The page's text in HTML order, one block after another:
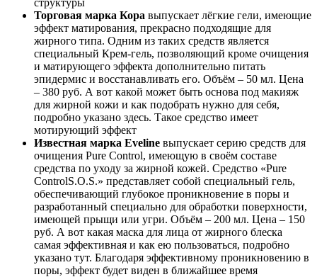
Торговая марка Кора выпускает лёгкие гели, имеющие
эффект матирования, прекрасно подходящие для
жирного типа. Одним из таких средств является
специальный Крем-гель, позволяющий кроме очищения
и матирующего эффекта дополнительно питать
эпидермис и восстанавливать его. Объём – 50 мл. Цена
– 380 руб. А вот какой может быть основа под макияж
для жирной кожи и как подобрать нужно для себя,
подробно указано здесь. Такое средство имеет
мотирующий эффект
Известная марка Eveline выпускает серию средств для
очищения Pure Control, имеющую в своём составе
средства по уходу за жирной кожей. Средство «Pure
ControlS.O.S.» представляет собой специальный гель,
обеспечивающий глубокое проникновение в поры и
разработанный специально для обработки поверхности,
имеющей прыщи или угри. Объём – 200 мл. Цена – 150
руб. А вот какая маска для лица от жирного блеска
самая эффективная и как ею пользоваться, подробно
указано тут. Благодаря эффективному проникновению в
поры, эффект будет виден в ближайшее время